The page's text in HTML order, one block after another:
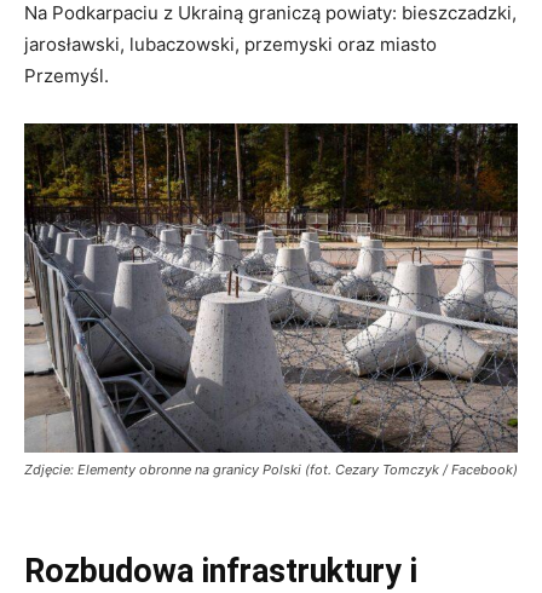
Na Podkarpaciu z Ukrainą graniczą powiaty: bieszczadzki,
jarosławski, lubaczowski, przemyski oraz miasto
Przemyśl.
Zdjęcie: Elementy obronne na granicy Polski (fot. Cezary Tomczyk / Facebook)
Rozbudowa infrastruktury i